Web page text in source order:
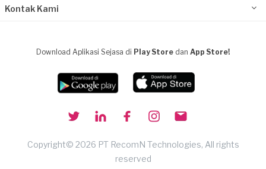
Kontak Kami
Download Aplikasi Sejasa di Play Store dan App Store!
Copyright© 2026 PT RecomN Technologies, All rights
reserved